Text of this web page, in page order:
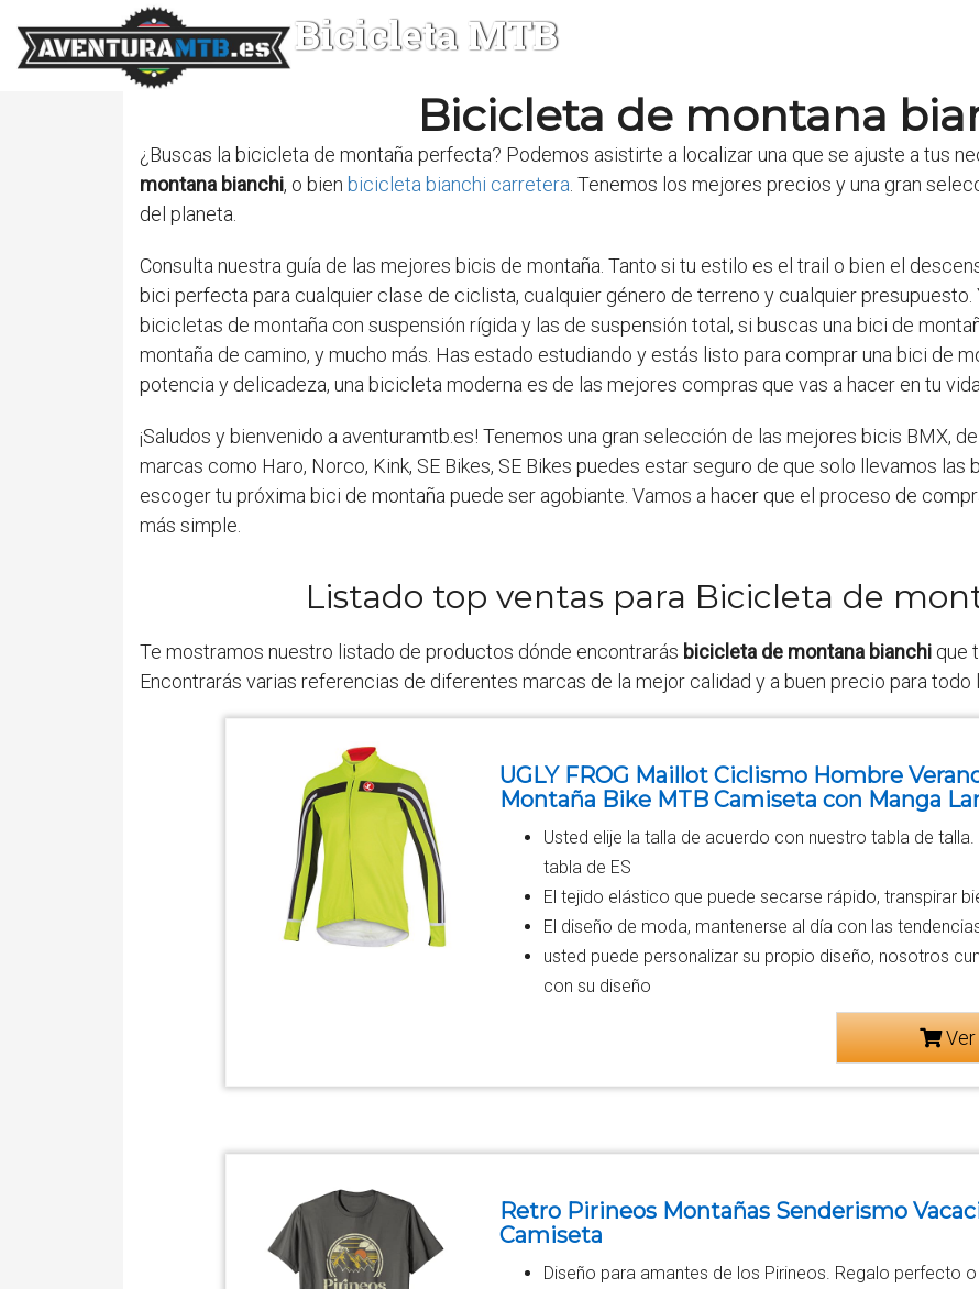
Bicicleta MTB
Bicicleta de montana
¿Buscas la bicicleta de montaña perfecta? Podemos asistirte a localizar una que se ajuste a tus
montana bianchi, o bien bicicleta bianchi carretera . Tenemos los mejores precios y una gran
del planeta.
Consulta nuestra guía de las mejores bicis de montaña. Tanto si tu estilo es el trail o bien el
bici perfecta para cualquier clase de ciclista, cualquier género de terreno y cualquier
bicicletas de montaña con suspensión rígida y las de suspensión total, si buscas una bici de
montaña de camino, y mucho más. Has estado estudiando y estás listo para comprar una bici de
potencia y delicadeza, una bicicleta moderna es de las mejores compras que vas a hacer en tu vida.
¡Saludos y bienvenido a aventuramtb.es! Tenemos una gran selección de las mejores bicis BMX,
marcas como Haro, Norco, Kink, SE Bikes, SE Bikes puedes estar seguro de que solo llevamos
escoger tu próxima bici de montaña puede ser agobiante. Vamos a hacer que el proceso de
más simple.
Listado top ventas para Bicicleta de
Te mostramos nuestro listado de productos dónde encontrarás bicicleta de montana bianchi que
Encontrarás varias referencias de diferentes marcas de la mejor calidad y a buen precio para
UGLY FROG Maillot Ciclismo Hombre
Montaña Bike MTB Camiseta con Manga
Usted elije la talla de acuerdo con nuestro tabla de
tabla de ES
El tejido elástico que puede secarse rápido, transpirar
El diseño de moda, mantenerse al día con las
usted puede personalizar su propio diseño, nosotros
con su diseño
Ver
Retro Pirineos Montañas Senderismo
Camiseta
Diseño para amantes de los Pirineos. Regalo perfecto